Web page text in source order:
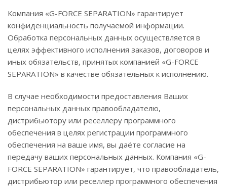
Компания «G-FORCE SEPARATION» гарантирует
конфиденциальность получаемой информации.
Обработка персональных данных осуществляется в
целях эффективного исполнения заказов, договоров и
иных обязательств, принятых компанией «G-FORCE
SEPARATION» в качестве обязательных к исполнению.
В случае необходимости предоставления Ваших
персональных данных правообладателю,
дистрибьютору или реселлеру программного
обеспечения в целях регистрации программного
обеспечения на ваше имя, вы даёте согласие на
передачу ваших персональных данных. Компания «G-
FORCE SEPARATION» гарантирует, что правообладатель,
дистрибьютор или реселлер программного обеспечения